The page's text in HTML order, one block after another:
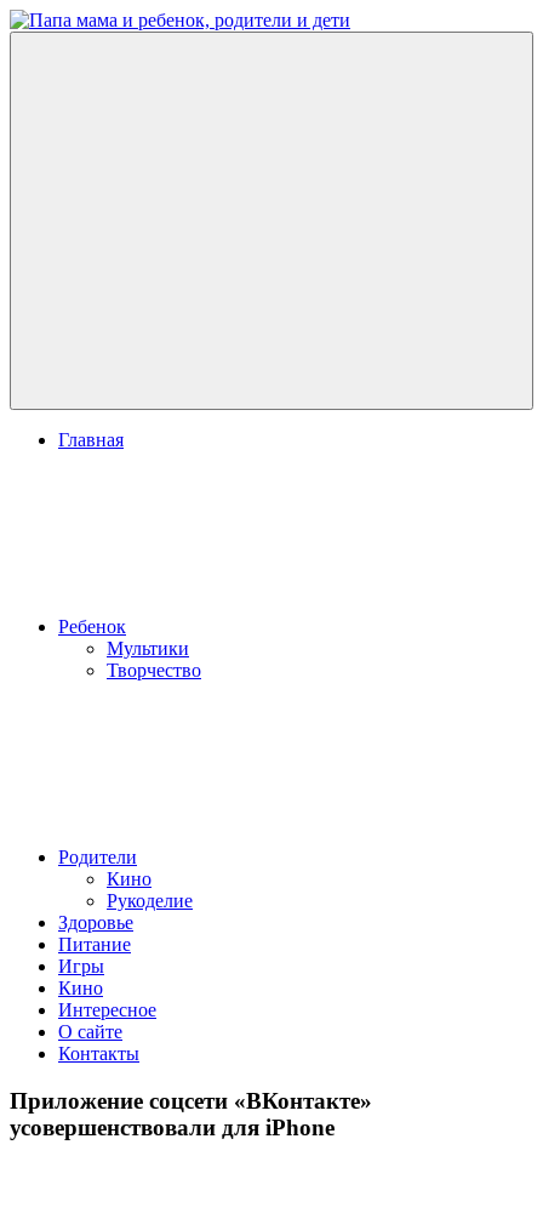
Перейти
к
Главная
Ребенок
Мультики
Творчество
Родители
Кино
Рукоделие
Здоровье
Питание
Игры
Кино
Интересное
О сайте
Контакты
Приложение соцсети «ВКонтакте»
усовершенствовали для iPhone